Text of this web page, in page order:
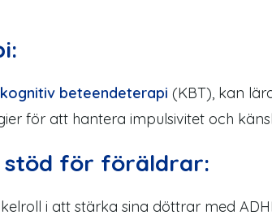
kognitiv beteendeterapi (KBT), kan
för att hantera impulsivitet och
stöd för föräldrar:
i att stärka sina döttrar med